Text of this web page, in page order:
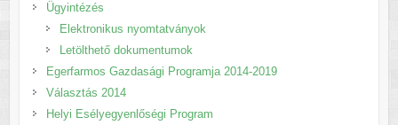
Ügyintézés
Elektronikus nyomtatványok
Letölthető dokumentumok
Egerfarmos Gazdasági Programja 2014-2019
Választás 2014
Helyi Esélyegyenlőségi Program